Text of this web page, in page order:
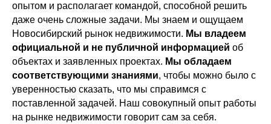
опытом и располагает командой, способной решить
даже очень сложные задачи. Мы знаем и ощущаем
Новосибирский рынок недвижимости. Мы владеем
официальной и не публичной информацией об
объектах и заявленных проектах. Мы обладаем
соответствующими знаниями, чтобы можно было с
уверенностью сказать, что мы справимся с
поставленной задачей. Наш совокупный опыт работы
на рынке недвижимости говорит сам за себя.